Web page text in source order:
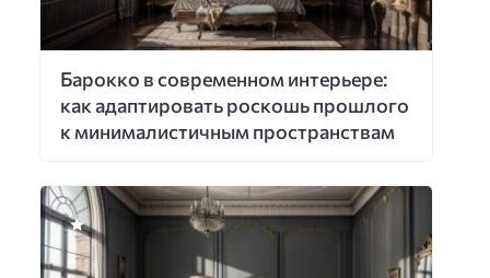
Барокко в современном интерьере:
как адаптировать роскошь прошлого
к минималистичным пространствам